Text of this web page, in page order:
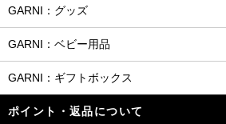
GARNI：グッズ
GARNI：ベビー用品
GARNI：ギフトボックス
ポイント・返品について